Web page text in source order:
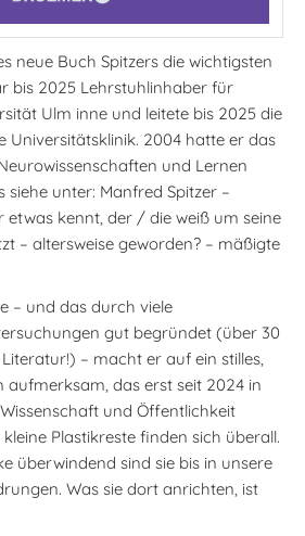
neue Buch Spitzers die wichtigsten
bis 2025 Lehrstuhlinhaber für
Ulm inne und leitete bis 2025 die
Universitätsklinik. 2004 hatte er das
und Lernen
unter: Manfred Spitzer –
etwas kennt, der / die weiß um seine
– altersweise geworden? – mäßigte
– und das durch viele
gut begründet (über 30
– macht er auf ein stilles,
aufmerksam, das erst seit 2024 in
und Öffentlichkeit
Plastikreste finden sich überall.
überwindend sind sie bis in unsere
Was sie dort anrichten, ist